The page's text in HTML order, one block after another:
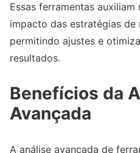
Essas ferramentas
impacto das estratégias de
permitindo ajustes e
resultados.
Benefícios da
Avançada
A análise avançada de